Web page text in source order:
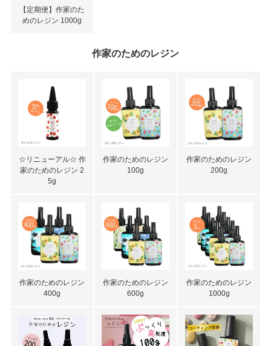
【定期便】作家のた
めのレジン 1000g
作家のためのレジン
☆リニューアル☆ 作
家のためのレジン 2
5g
作家のためのレジン
100g
作家のためのレジン
200g
作家のためのレジン
400g
作家のためのレジン
600g
作家のためのレジン
1000g